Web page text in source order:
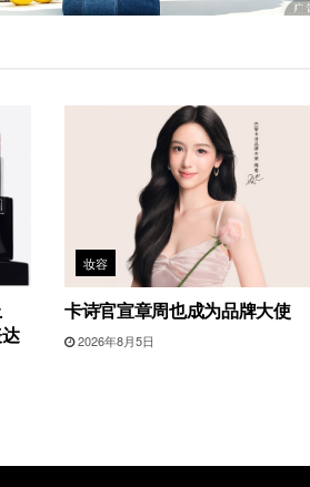
妆容
卡诗官宣章周也成为品牌大使
2026年8月5日